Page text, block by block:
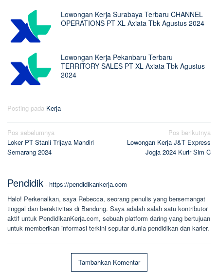
Lowongan Kerja Surabaya Terbaru CHANNEL
OPERATIONS PT XL Axiata Tbk Agustus 2024
Lowongan Kerja Pekanbaru Terbaru
TERRITORY SALES PT XL Axiata Tbk Agustus
2024
Posting pada Kerja
Navigasi
pos
Pos sebelumnya
Loker PT Stanli Trijaya Mandiri
Semarang 2024
Pos berikutnya
Lowongan Kerja J&T Express
Jogja 2024 Kurir Sim C
Pendidik - https://pendidikankerja.com
Halo! Perkenalkan, saya Rebecca, seorang penulis yang bersemangat
tinggal dan beraktivitas di Bandung. Saya adalah salah satu kontributor
aktif untuk PendidikanKerja.com, sebuah platform daring yang bertujuan
untuk memberikan informasi terkini seputar dunia pendidikan dan karier.
Tambahkan Komentar